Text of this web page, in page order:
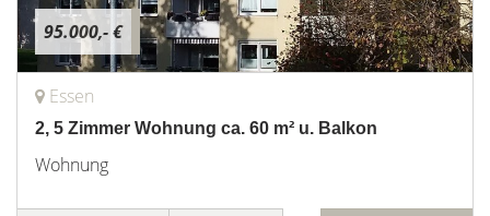
95.000,- €
Essen
2, 5 Zimmer Wohnung ca. 60 m² u. Balkon
Wohnung